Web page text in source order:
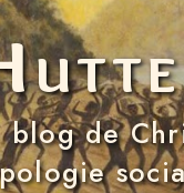
blog de